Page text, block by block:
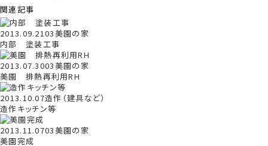
関連記事
2013.09.21 03美園の家
内部 塗装工事
2013.07.3003美園の家
美園 排熱再利用RH
2013.10.07造作（建具など）
造作キッチン等
2013.11.0703美園の家
美園完成